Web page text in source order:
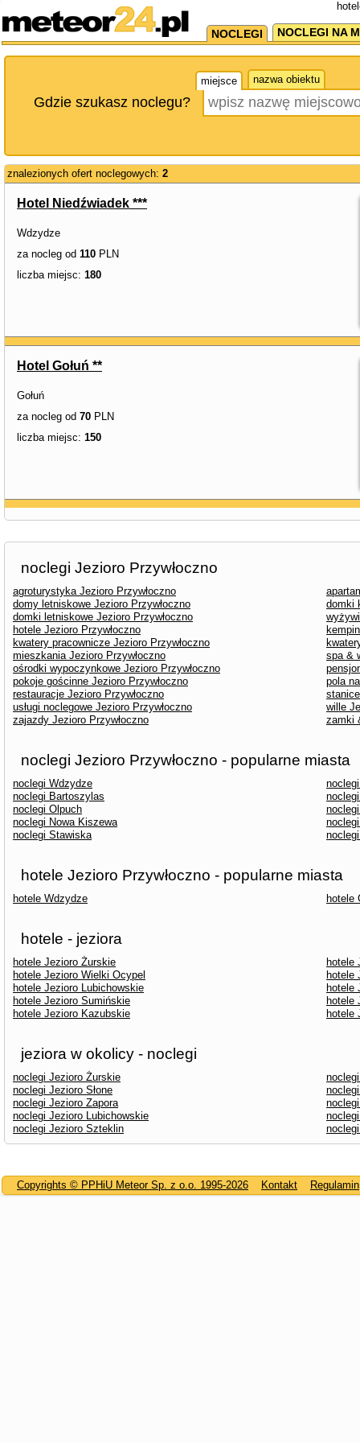
NOCLEGI NOCLEGI NA
miejsce nazwa obiektu
Gdzie szukasz noclegu?
znalezionych ofert noclegowych: 2
Hotel Niedźwiadek ***
Wdzydze
za nocleg od 110 PLN
liczba miejsc: 180
Hotel Gołuń **
Gołuń
za nocleg od 70 PLN
liczba miejsc: 150
noclegi Jezioro Przywłoczno
agroturystyka Jezioro Przywłoczno
domy letniskowe Jezioro Przywłoczno
domki
domki letniskowe Jezioro Przywłoczno
hotele Jezioro Przywłoczno
kwatery pracownicze Jezioro Przywłoczno
mieszkania Jezioro Przywłoczno
spa &
ośrodki wypoczynkowe Jezioro Przywłoczno
pokoje gościnne Jezioro Przywłoczno
pola
restauracje Jezioro Przywłoczno
usługi noclegowe Jezioro Przywłoczno
wille
zajazdy Jezioro Przywłoczno
zamki
noclegi Jezioro Przywłoczno - popularne miasta
noclegi Wdzydze
noclegi
noclegi Bartoszylas
noclegi Olpuch
noclegi Nowa Kiszewa
noclegi Stawiska
hotele Jezioro Przywłoczno - popularne miasta
hotele Wdzydze hotele
hotele - jeziora
hotele Jezioro Żurskie
hotele
hotele Jezioro Wielki Ocypel
hotele
hotele Jezioro Lubichowskie
hotele
hotele Jezioro Sumińskie
hotele
hotele Jezioro Kazubskie
hotele
jeziora w okolicy - noclegi
noclegi Jezioro Żurskie
noclegi Jezioro Słone
noclegi Jezioro Zapora
noclegi Jezioro Lubichowskie
noclegi Jezioro Szteklin
Copyrights © PPHiU Meteor Sp. z o.o. 1995-2026 Kontakt Regulamin